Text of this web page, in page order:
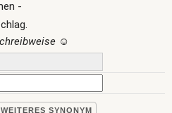
-
☺
SYNONYM